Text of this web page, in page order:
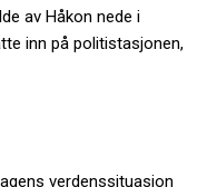
av Håkon nede i
inn på politistasjonen,
verdenssituasjon